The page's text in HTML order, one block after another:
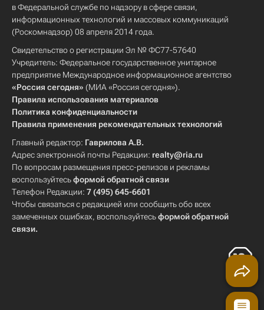
в Федеральной службе по надзору в сфере связи,
информационных технологий и массовых коммуникаций
(Роскомнадзор) 08 апреля 2014 года.
Свидетельство о регистрации Эл № ФС77-57640
Учредитель: Федеральное государственное унитарное
предприятие Международное информационное агентство
«Россия сегодня» (МИА «Россия сегодня»).
Правила использования материалов
Политика конфиденциальности
Правила применения рекомендательных технологий
Главный редактор: Гаврилова А.В.
Адрес электронной почты Редакции: realty@ria.ru
По вопросам размещения пресс-релизов и рекламы
воспользуйтесьформой обратной связи
Телефон Редакции: 7 (495) 645-6601
Чтобы связаться с редакцией или сообщить обо всех
замеченных ошибках, воспользуйтесьформой обратной
связи.